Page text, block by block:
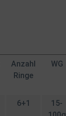
Anzahl
Ringe
WG
6+1
15-